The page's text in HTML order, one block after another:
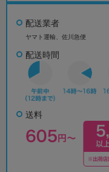
配送業者
ヤマト運輸、佐川急便
配送時間
送料